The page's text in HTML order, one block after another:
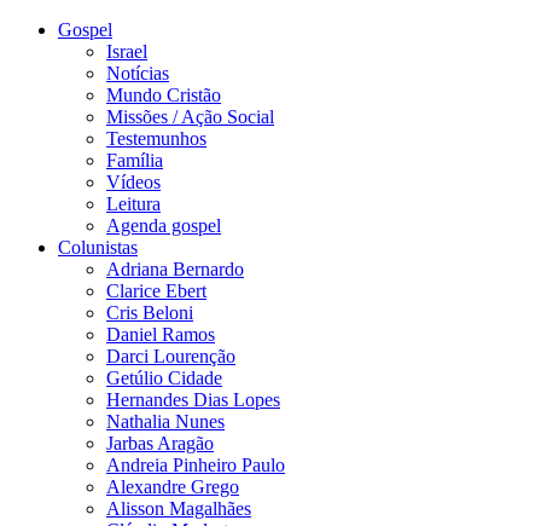
Gospel
Israel
Notícias
Mundo Cristão
Missões / Ação Social
Testemunhos
Família
Vídeos
Leitura
Agenda gospel
Colunistas
Adriana Bernardo
Clarice Ebert
Cris Beloni
Daniel Ramos
Darci Lourenção
Getúlio Cidade
Hernandes Dias Lopes
Nathalia Nunes
Jarbas Aragão
Andreia Pinheiro Paulo
Alexandre Grego
Alisson Magalhães